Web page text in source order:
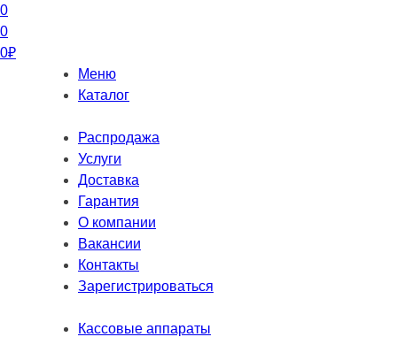
0
0
0₽
Меню
Каталог
Распродажа
Услуги
Доставка
Гарантия
О компании
Вакансии
Контакты
Зарегистрироваться
Кассовые аппараты